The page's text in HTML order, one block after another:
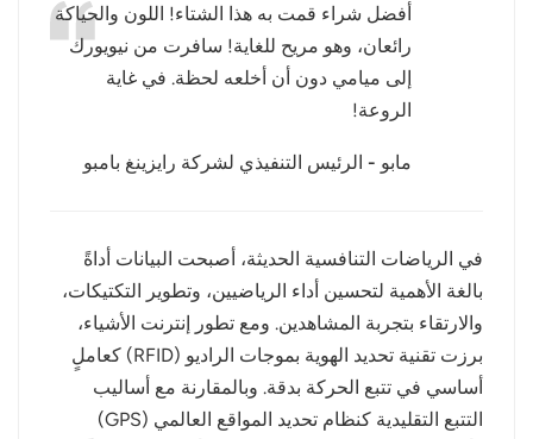
عربي
日语
Melayu
Polski
แบบไทย
أفضل شراء قمت به هذا الشتاء! اللون والحياكة
رائعان، وهو مريح للغاية! سافرت من نيويورك
إلى ميامي دون أن أخلعه لحظة. في غاية
الروعة!
مابو - الرئيس التنفيذي لشركة رايزينغ بامبو
في الرياضات التنافسية الحديثة، أصبحت البيانات أداةً
بالغة الأهمية لتحسين أداء الرياضيين، وتطوير التكتيكات،
والارتقاء بتجربة المشاهدين. ومع تطور إنترنت الأشياء،
برزت تقنية تحديد الهوية بموجات الراديو (RFID) كعاملٍ
أساسي في تتبع الحركة بدقة. وبالمقارنة مع أساليب
التتبع التقليدية كنظام تحديد المواقع العالمي (GPS)